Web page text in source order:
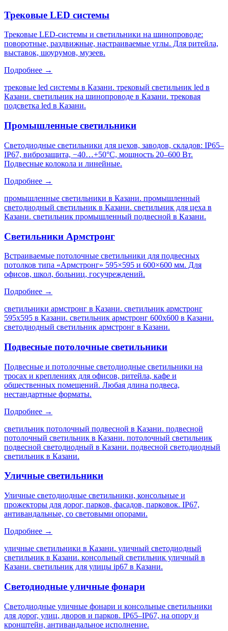
Трековые LED системы
Трековые LED-системы и светильники на шинопроводе:
поворотные, раздвижные, настраиваемые углы. Для ритейла,
выставок, шоурумов, музеев.
Подробнее →
трековые led системы в Казани. трековый светильник led в
Казани. светильник на шинопроводе в Казани. трековая
подсветка led в Казани.
Промышленные светильники
Светодиодные светильники для цехов, заводов, складов: IP65–
IP67, виброзащита, −40…+50°C, мощность 20–600 Вт.
Подвесные колокола и линейные.
Подробнее →
промышленные светильники в Казани. промышленный
светодиодный светильник в Казани. светильник для цеха в
Казани. светильник промышленный подвесной в Казани.
Светильники Армстронг
Встраиваемые потолочные светильники для подвесных
потолков типа «Армстронг» 595×595 и 600×600 мм. Для
офисов, школ, больниц, госучреждений.
Подробнее →
светильники армстронг в Казани. светильник армстронг
595х595 в Казани. светильник армстронг 600х600 в Казани.
светодиодный светильник армстронг в Казани.
Подвесные потолочные светильники
Подвесные и потолочные светодиодные светильники на
тросах и креплениях для офисов, ритейла, кафе и
общественных помещений. Любая длина подвеса,
нестандартные форматы.
Подробнее →
светильник потолочный подвесной в Казани. подвесной
потолочный светильник в Казани. потолочный светильник
подвесной светодиодный в Казани. подвесной светодиодный
светильник в Казани.
Уличные светильники
Уличные светодиодные светильники, консольные и
прожекторы для дорог, парков, фасадов, парковок. IP67,
антивандальные, со световыми опорами.
Подробнее →
уличные светильники в Казани. уличный светодиодный
светильник в Казани. консольный светильник уличный в
Казани. светильник для улицы ip67 в Казани.
Светодиодные уличные фонари
Светодиодные уличные фонари и консольные светильники
для дорог, улиц, дворов и парков. IP65–IP67, на опору и
кронштейн, антивандальное исполнение.